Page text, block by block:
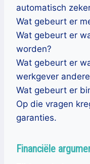
automatisch
Wat gebeurt er
Wat gebeurt er
worden?
Wat gebeurt er
werkgever
Wat gebeurt er
Op die vragen
garanties.
Financiële